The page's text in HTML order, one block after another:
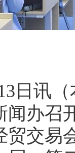
日讯
闻办召
贸交易